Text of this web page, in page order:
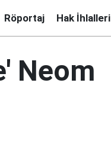
Röportaj Hak İhlalleri
Neom